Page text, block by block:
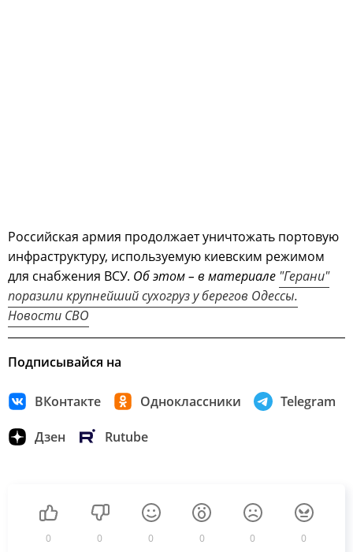
Российская армия продолжает уничтожать портовую
инфраструктуру, используемую киевским режимом
для снабжения ВСУ. Об этом – в материале "Герани"
поразили крупнейший сухогруз у берегов Одессы.
Новости СВО
Подписывайся на
ВКонтакте Одноклассники Telegram
Дзен Rutube
0 0 0 0 0 0